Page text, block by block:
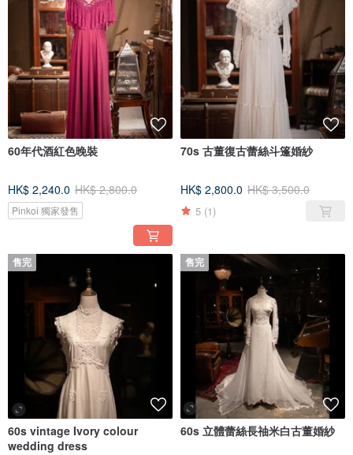
60年代酒紅色晚裝
HK$ 2,240.0 HK$ 2,800.0
Pinkoi 獨家發售
70s 古董復古蕾絲斗篷婚紗
HK$ 2,800.0 HK$ 3,500.0
5 (1)
售完
60s vintage Ivory colour
wedding dress
售完
60s 立體蕾絲長䄂米白古董婚紗